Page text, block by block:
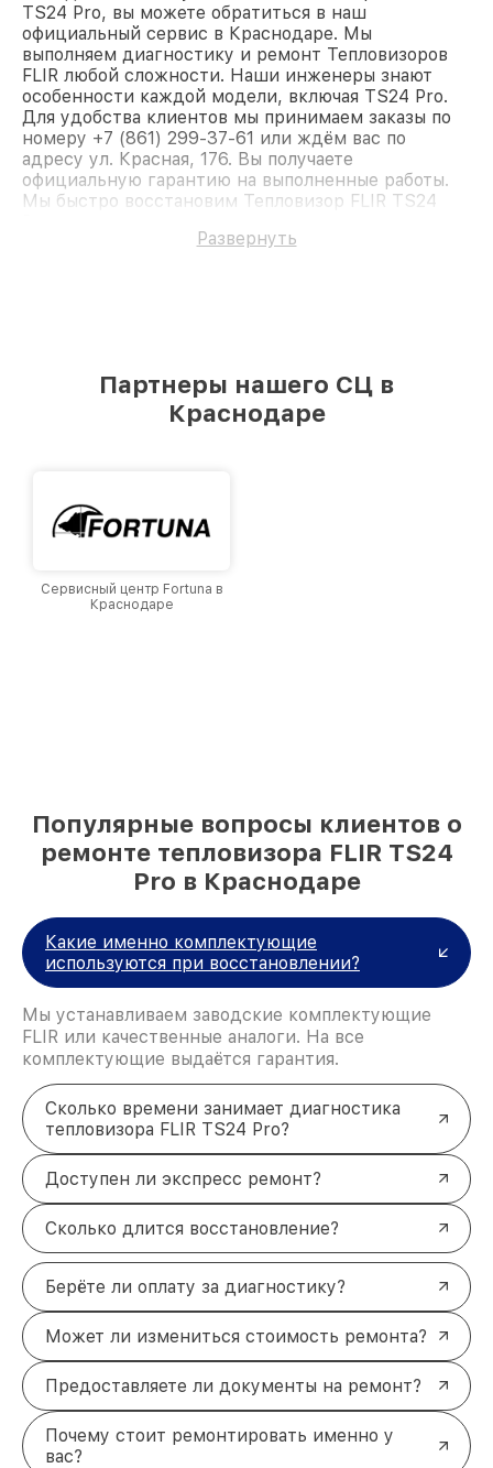
TS24 Pro, вы можете обратиться в наш
официальный сервис в Краснодаре. Мы
выполняем диагностику и ремонт Тепловизоров
FLIR любой сложности. Наши инженеры знают
особенности каждой модели, включая TS24 Pro.
Для удобства клиентов мы принимаем заказы по
номеру +7 (861) 299-37-61 или ждём вас по
адресу ул. Красная, 176. Вы получаете
официальную гарантию на выполненные работы.
Мы быстро восстановим Тепловизор FLIR TS24
Развернуть
Партнеры нашего СЦ в
Краснодаре
Сервисный центр Fortuna в
Краснодаре
Популярные вопросы клиентов о
ремонте тепловизора FLIR TS24
Pro в Краснодаре
Какие именно комплектующие
используются при восстановлении?
Мы устанавливаем заводские комплектующие
FLIR или качественные аналоги. На все
комплектующие выдаётся гарантия.
Сколько времени занимает диагностика
тепловизора FLIR TS24 Pro?
Доступен ли экспресс ремонт?
Сколько длится восстановление?
Берёте ли оплату за диагностику?
Может ли измениться стоимость ремонта?
Предоставляете ли документы на ремонт?
Почему стоит ремонтировать именно у
вас?